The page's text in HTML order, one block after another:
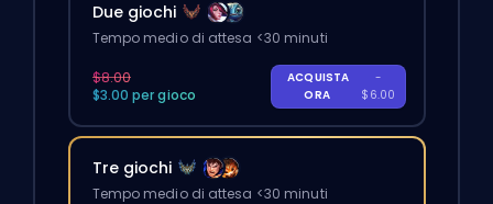
Due giochi
Tempo medio di attesa <30 minuti
$8.00
$3.00 per gioco
ACQUISTA
ORA
-
$6.00
Tre giochi
Tempo medio di attesa <30 minuti